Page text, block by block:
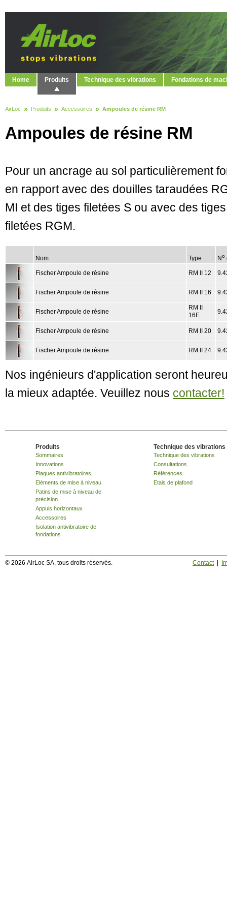
Home Produits Technique des vibrations Fondations de
AirLoc Produits Accessoires Ampoules de résine RM
Ampoules de résine RM
Pour un ancrage au sol particulièrement
en rapport avec des douilles taraudées
MI et des tiges filetées S ou avec des tiges
filetées RGM.
Nom Type No
Fischer Ampoule de résine RM II 12
Fischer Ampoule de résine RM II 16
Fischer Ampoule de résine
RM II
16E
Fischer Ampoule de résine RM II 20
Fischer Ampoule de résine RM II 24
Nos ingénieurs d'application seront
la mieux adaptée. Veuillez nous contacter!
Produits
Sommaires
Innovations
Plaques antivibratoires
Eléments de mise à niveau
Patins de mise à niveau de
précision
Appuis horizontaux
Accessoires
Isolation antivibratoire de
fondations
Technique des vibrations
Technique des vibrations
Consultations
Références
Etais de plafond
© 2026 AirLoc SA, tous droits réservés. Contact|